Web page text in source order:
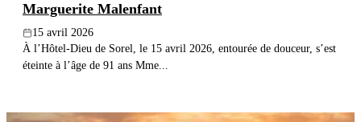
Marguerite Malenfant
15 avril 2026
À l’Hôtel-Dieu de Sorel, le 15 avril 2026, entourée de douceur, s’est
éteinte à l’âge de 91 ans Mme...